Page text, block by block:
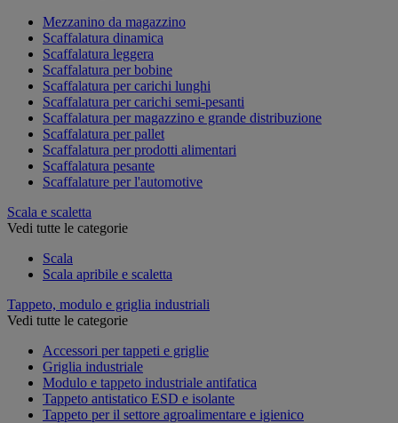
Mezzanino da magazzino
Scaffalatura dinamica
Scaffalatura leggera
Scaffalatura per bobine
Scaffalatura per carichi lunghi
Scaffalatura per carichi semi-pesanti
Scaffalatura per magazzino e grande distribuzione
Scaffalatura per pallet
Scaffalatura per prodotti alimentari
Scaffalatura pesante
Scaffalature per l'automotive
Scala e scaletta
Vedi tutte le categorie
Scala
Scala apribile e scaletta
Tappeto, modulo e griglia industriali
Vedi tutte le categorie
Accessori per tappeti e griglie
Griglia industriale
Modulo e tappeto industriale antifatica
Tappeto antistatico ESD e isolante
Tappeto per il settore agroalimentare e igienico